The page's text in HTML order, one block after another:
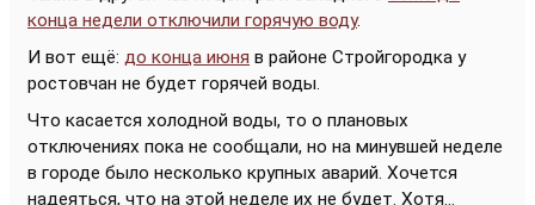
конца недели отключили горячую воду.
И вот ещё: до конца июня в районе Стройгородка у
ростовчан не будет горячей воды.
Что касается холодной воды, то о плановых
отключениях пока не сообщали, но на минувшей неделе
в городе было несколько крупных аварий. Хочется
надеяться, что на этой неделе их не будет. Хотя...